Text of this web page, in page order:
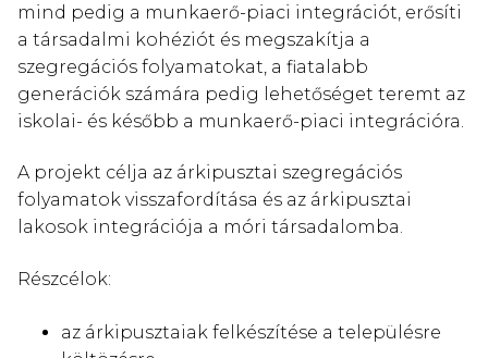
mind pedig a munkaerő-piaci integrációt, erősíti
a társadalmi kohéziót és megszakítja a
szegregációs folyamatokat, a fiatalabb
generációk számára pedig lehetőséget teremt az
iskolai- és később a munkaerő-piaci integrációra.
A projekt célja az árkipusztai szegregációs
folyamatok visszafordítása és az árkipusztai
lakosok integrációja a móri társadalomba.
Részcélok:
az árkipusztaiak felkészítése a településre